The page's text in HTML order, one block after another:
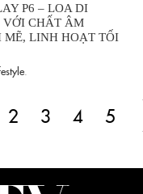
P6 – LOA DI
VỚI CHẤT ÂM
MẼ, LINH HOẠT TỐI
.
2 3 4 5